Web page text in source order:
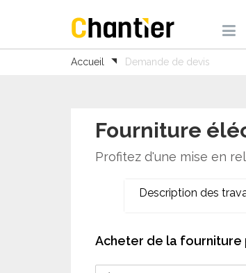
Accueil Demande de devis
Fourniture
Profitez d'une mise en
Description des
Acheter de la